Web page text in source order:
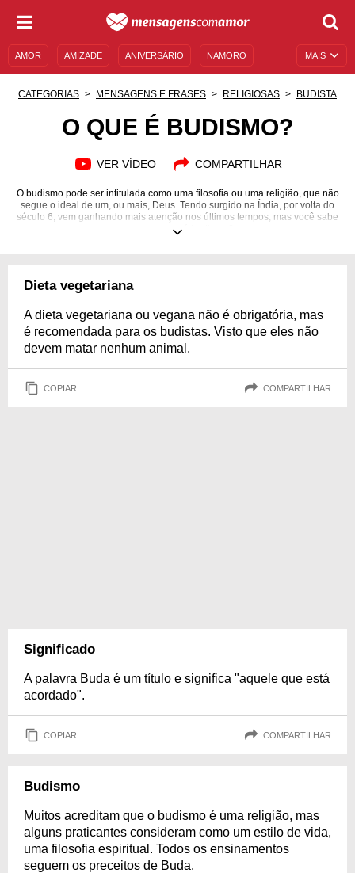
MAIS
AMOR AMIZADE ANIVERSÁRIO NAMORO
AUTOAJUDA
CATEGORIAS MENSAGENS E FRASES RELIGIOSAS BUDISTA
O QUE É BUDISMO?
VER VÍDEO COMPARTILHAR
O budismo pode ser intitulada como uma filosofia ou uma religião, que não
segue o ideal de um, ou mais, Deus. Tendo surgido na Índia, por volta do
século 6, vem ganhando mais atenção nos últimos tempos, mas você sabe
mesmo o que é budismo?
Dieta vegetariana
A dieta vegetariana ou vegana não é obrigatória, mas
é recomendada para os budistas. Visto que eles não
devem matar nenhum animal.
COPIAR COMPARTILHAR
Significado
A palavra Buda é um título e significa "aquele que está
acordado".
COPIAR COMPARTILHAR
Budismo
Muitos acreditam que o budismo é uma religião, mas
alguns praticantes consideram como um estilo de vida,
uma filosofia espiritual. Todos os ensinamentos
seguem os preceitos de Buda.